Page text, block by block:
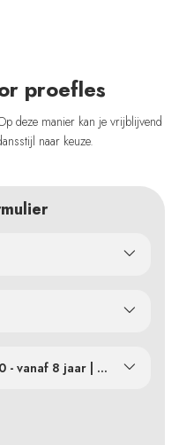
proefles
deze manier kan je vrijblijvend
naar keuze.
maandag 31 aug. 16:30 - 17:30 - vanaf 8 jaar | Zaal 2